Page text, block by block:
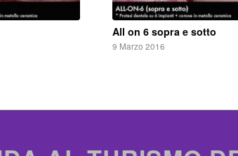
All on 6 sopra e sotto
9 Marzo 2016